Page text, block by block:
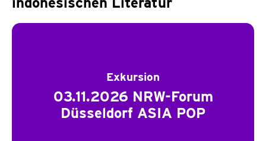
Exkursion
03.11.2026 NRW-Forum
Düsseldorf ASIA POP